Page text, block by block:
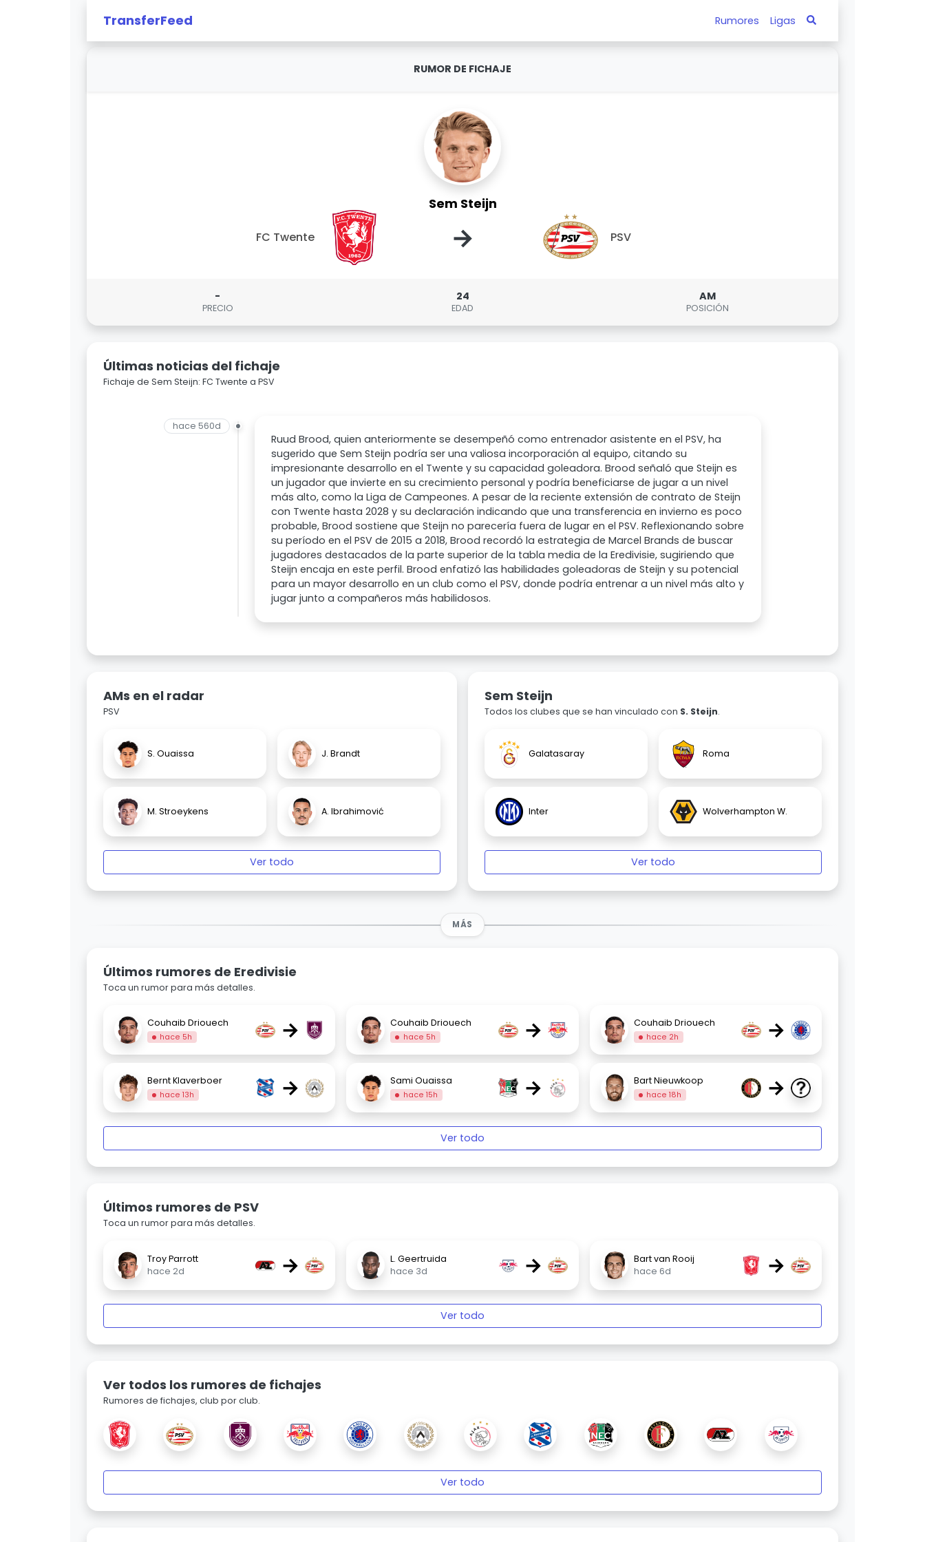
TransferFeed Rumores Ligas
RUMOR DE FICHAJE
Sem Steijn
FC Twente → PSV
-
PRECIO
24
EDAD
AM
POSICIÓN
Últimas noticias del fichaje
Fichaje de Sem Steijn: FC Twente a PSV
hace 560d
Ruud Brood, quien anteriormente se desempeñó como entrenador asistente en el PSV, ha
sugerido que Sem Steijn podría ser una valiosa incorporación al equipo, citando su
impresionante desarrollo en el Twente y su capacidad goleadora. Brood señaló que Steijn es
un jugador que invierte en su crecimiento personal y podría beneficiarse de jugar a un nivel
más alto, como la Liga de Campeones. A pesar de la reciente extensión de contrato de Steijn
con Twente hasta 2028 y su declaración indicando que una transferencia en invierno es poco
probable, Brood sostiene que Steijn no parecería fuera de lugar en el PSV. Reflexionando sobre
su período en el PSV de 2015 a 2018, Brood recordó la estrategia de Marcel Brands de buscar
jugadores destacados de la parte superior de la tabla media de la Eredivisie, sugiriendo que
Steijn encaja en este perfil. Brood enfatizó las habilidades goleadoras de Steijn y su potencial
para un mayor desarrollo en un club como el PSV, donde podría entrenar a un nivel más alto y
jugar junto a compañeros más habilidosos.
AMs en el radar
PSV
S. Ouaissa J. Brandt
M. Stroeykens A. Ibrahimović
Ver todo
Sem Steijn
Todos los clubes que se han vinculado con S. Steijn.
Galatasaray Roma
Inter Wolverhampton W.
Ver todo
MÁS
Últimos rumores de Eredivisie
Toca un rumor para más detalles.
Couhaib Driouech
hace 5h → Couhaib Driouech
hace 5h → Couhaib Driouech
hace 2h →
Bernt Klaverboer
hace 13h → Sami Ouaissa
hace 15h → Bart Nieuwkoop
hace 18h →
Ver todo
Últimos rumores de PSV
Toca un rumor para más detalles.
Troy Parrott
hace 2d
→
L. Geertruida
hace 3d
→
Bart van Rooij
hace 6d
→
Ver todo
Ver todos los rumores de fichajes
Rumores de fichajes, club por club.
Ver todo